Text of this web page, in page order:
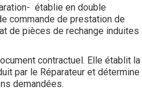
établie en double
commande de prestation de
de pièces de rechange induites
contractuel. Elle établit la
par le Réparateur et détermine
demandées.